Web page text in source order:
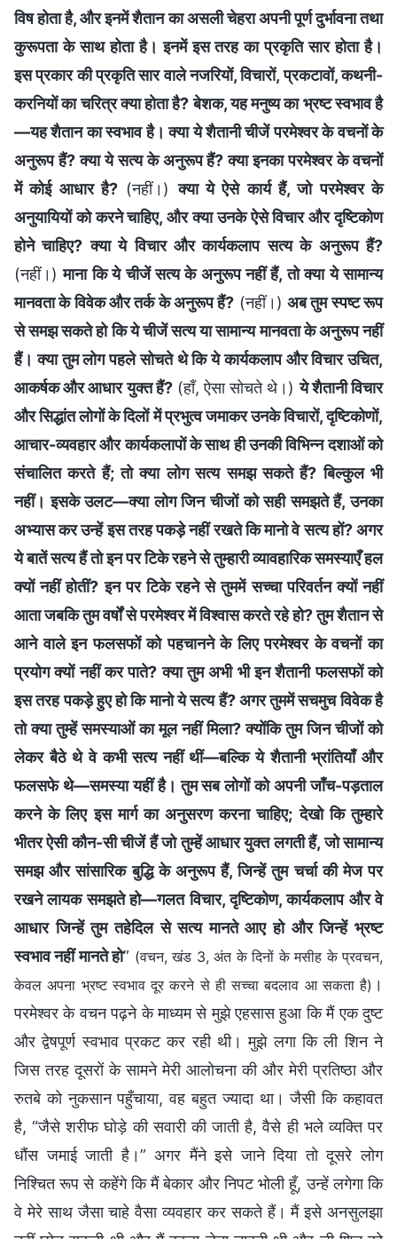
विष होता है, और इनमें शैतान का असली चेहरा अपनी पूर्ण दुर्भावना तथा
कुरूपता के साथ होता है। इनमें इस तरह का प्रकृति सार होता है।
इस प्रकार की प्रकृति सार वाले नजरियों, विचारों, प्रकटावों, कथनी-
करनियों का चरित्र क्या होता है? बेशक, यह मनुष्य का भ्रष्ट स्वभाव है
—यह शैतान का स्वभाव है। क्या ये शैतानी चीजें परमेश्वर के वचनों के
अनुरूप हैं? क्या ये सत्य के अनुरूप हैं? क्या इनका परमेश्वर के वचनों
में कोई आधार है? (नहीं।)क्या ये ऐसे कार्य हैं, जो परमेश्वर के
अनुयायियों को करने चाहिए, और क्या उनके ऐसे विचार और दृष्टिकोण
होने चाहिए? क्या ये विचार और कार्यकलाप सत्य के अनुरूप हैं?
(नहीं।)माना कि ये चीजें सत्य के अनुरूप नहीं हैं, तो क्या ये सामान्य
मानवता के विवेक और तर्क के अनुरूप हैं? (नहीं।)अब तुम स्पष्ट रूप
से समझ सकते हो कि ये चीजें सत्य या सामान्य मानवता के अनुरूप नहीं
हैं। क्या तुम लोग पहले सोचते थे कि ये कार्यकलाप और विचार उचित,
आकर्षक और आधार युक्त हैं?(हाँ, ऐसा सोचते थे।)ये शैतानी विचार
और सिद्धांत लोगों के दिलों में प्रभुत्व जमाकर उनके विचारों, दृष्टिकोणों,
आचार-व्यवहार और कार्यकलापों के साथ ही उनकी विभिन्न दशाओं को
संचालित करते हैं; तो क्या लोग सत्य समझ सकते हैं? बिल्कुल भी
नहीं। इसके उलट—क्या लोग जिन चीजों को सही समझते हैं, उनका
अभ्यास कर उन्हें इस तरह पकड़े नहीं रखते कि मानो वे सत्य हों? अगर
ये बातें सत्य हैं तो इन पर टिके रहने से तुम्हारी व्यावहारिक समस्याएँ हल
क्यों नहीं होतीं? इन पर टिके रहने से तुममें सच्चा परिवर्तन क्यों नहीं
आता जबकि तुम वर्षों से परमेश्वर में विश्वास करते रहे हो? तुम शैतान से
आने वाले इन फलसफों को पहचानने के लिए परमेश्वर के वचनों का
प्रयोग क्यों नहीं कर पाते? क्या तुम अभी भी इन शैतानी फलसफों को
इस तरह पकड़े हुए हो कि मानो ये सत्य हैं? अगर तुममें सचमुच विवेक है
तो क्या तुम्हें समस्याओं का मूल नहीं मिला? क्योंकि तुम जिन चीजों को
लेकर बैठे थे वे कभी सत्य नहीं थीं—बल्कि ये शैतानी भ्रांतियाँ और
फलसफे थे—समस्या यहीं है। तुम सब लोगों को अपनी जाँच-पड़ताल
करने के लिए इस मार्ग का अनुसरण करना चाहिए; देखो कि तुम्हारे
भीतर ऐसी कौन-सी चीजें हैं जो तुम्हें आधार युक्त लगती हैं, जो सामान्य
समझ और सांसारिक बुद्धि के अनुरूप हैं, जिन्हें तुम चर्चा की मेज पर
रखने लायक समझते हो—गलत विचार, दृष्टिकोण, कार्यकलाप और वे
आधार जिन्हें तुम तहेदिल से सत्य मानते आए हो और जिन्हें भ्रष्ट
स्वभाव नहीं मानते हो” (वचन, खंड 3, अंत के दिनों के मसीह के प्रवचन,
केवल अपना भ्रष्‍ट स्‍वभाव दूर करने से ही सच्चा बदलाव आ सकता है) ।
परमेश्वर के वचन पढ़ने के माध्यम से मुझे एहसास हुआ कि मैं एक दुष्ट
और द्वेषपूर्ण स्वभाव प्रकट कर रही थी। मुझे लगा कि ली शिन ने
जिस तरह दूसरों के सामने मेरी आलोचना की और मेरी प्रतिष्ठा और
रुतबे को नुकसान पहुँचाया, वह बहुत ज्यादा था। जैसी कि कहावत
है, “जैसे शरीफ घोड़े की सवारी की जाती है, वैसे ही भले व्यक्ति पर
धौंस जमाई जाती है।” अगर मैंने इसे जाने दिया तो दूसरे लोग
निश्चित रूप से कहेंगे कि मैं बेकार और निपट भोली हूँ, उन्हें लगेगा कि
वे मेरे साथ जैसा चाहे वैसा व्यवहार कर सकते हैं। मैं इसे अनसुलझा